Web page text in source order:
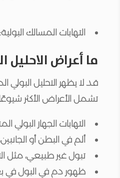
التهابات المسالك
ما أعراض الاحليل
قد لا يظهر الاحليل البولي
تشمل الأعراض الأكثر
التهابات الجهاز البولي
ألم في البطن أو
تبول غير طبيعي، مثل
ظهور دم في البول في